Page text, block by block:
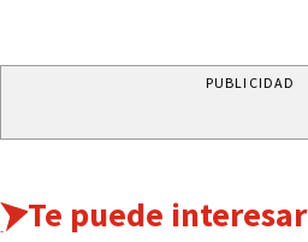
PUBLICIDAD
Te puede interesar